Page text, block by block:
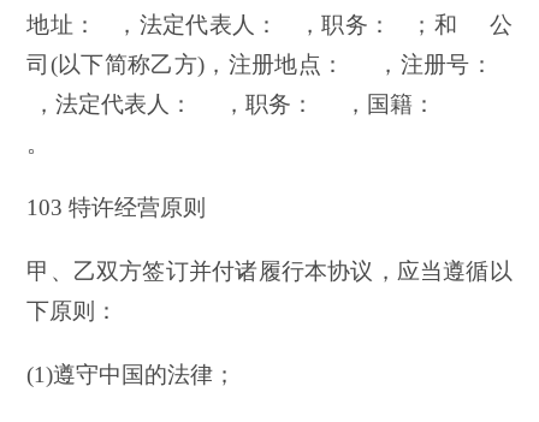
地址： ，法定代表人： ，职务： ；和 公
司(以下简称乙方)，注册地点： ，注册号：
，法定代表人： ，职务： ，国籍：
。
103 特许经营原则
甲、乙双方签订并付诸履行本协议，应当遵循以
下原则：
(1)遵守中国的法律；